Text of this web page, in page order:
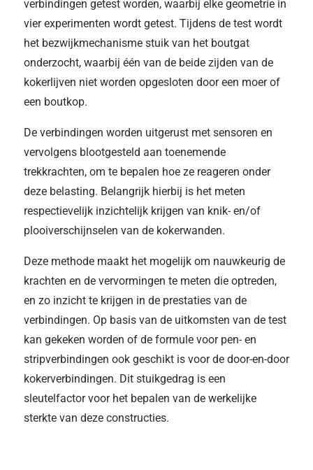
verbindingen getest worden, waarbij elke geometrie in
vier experimenten wordt getest. Tijdens de test wordt
het bezwijkmechanisme stuik van het boutgat
onderzocht, waarbij één van de beide zijden van de
kokerlijven niet worden opgesloten door een moer of
een boutkop.
De verbindingen worden uitgerust met sensoren en
vervolgens blootgesteld aan toenemende
trekkrachten, om te bepalen hoe ze reageren onder
deze belasting. Belangrijk hierbij is het meten
respectievelijk inzichtelijk krijgen van knik- en/of
plooiverschijnselen van de kokerwanden.
Deze methode maakt het mogelijk om nauwkeurig de
krachten en de vervormingen te meten die optreden,
en zo inzicht te krijgen in de prestaties van de
verbindingen. Op basis van de uitkomsten van de test
kan gekeken worden of de formule voor pen- en
stripverbindingen ook geschikt is voor de door-en-door
kokerverbindingen. Dit stuikgedrag is een
sleutelfactor voor het bepalen van de werkelijke
sterkte van deze constructies.